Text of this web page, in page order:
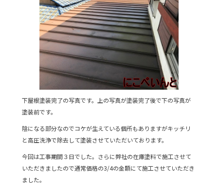
下屋根塗装完了の写真です。上の写真が塗装完了後で下の写真が
塗装前です。
陰になる部分なのでコケが生えている個所もありますがキッチリ
と高圧洗浄で除去して塗装させていただいております。
今回は工事期間３日でした。さらに弊社の在庫塗料で施工させて
いただきましたので通常価格の3/4の金額にて施工させていただき
ました。